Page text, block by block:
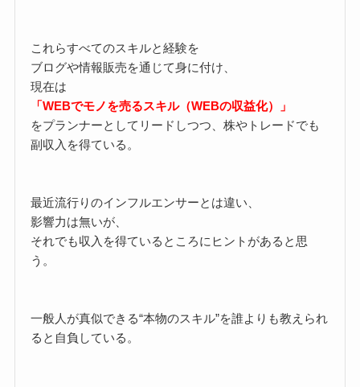
これらすべてのスキルと経験を
ブログや情報販売を通じて身に付け、
現在は
「WEBでモノを売るスキル（WEBの収益化）」
をプランナーとしてリードしつつ、株やトレードでも
副収入を得ている。
最近流行りのインフルエンサーとは違い、
影響力は無いが、
それでも収入を得ているところにヒントがあると思
う。
一般人が真似できる“本物のスキル”を誰よりも教えられ
ると自負している。